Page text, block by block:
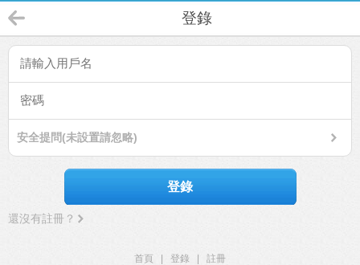
登錄
安全提問(未設置請忽略)
登錄
還沒有註冊？
首頁 登錄
註冊